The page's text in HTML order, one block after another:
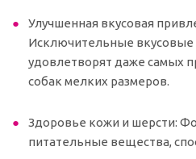
Улучшенная вкусовая
Исключительные вкусовые
удовлетворят даже самых
собак мелких размеров.
Здоровье кожи и шерсти:
питательные вещества,